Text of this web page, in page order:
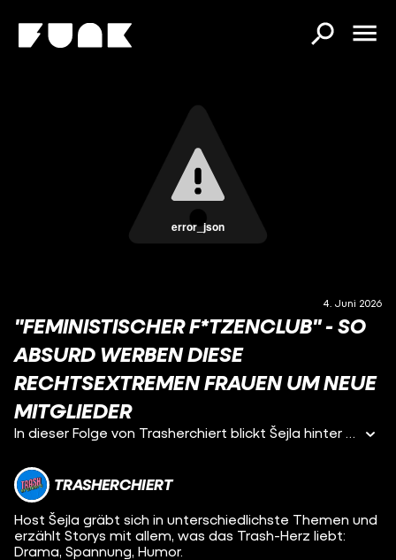
error_json
4. Juni 2026
"FEMINISTISCHER F*TZENCLUB" - SO
ABSURD WERBEN DIESE
RECHTSEXTREMEN FRAUEN UM NEUE
MITGLIEDER
In dieser Folge von Trasherchiert blickt Šejla hinter die vermeintlich süßen Videos von Lukreta und entdeckt organisierte Strukturen, die Frauen für rechtsextreme Inhalte begeistern sollen. Außerdem schaut sie sich die einfachen, aber effektiven Tricks an, mit denen die Lukreta-Videos viral gehen sollen.
TRASHERCHIERT
Host Šejla gräbt sich in unterschiedlichste Themen und
erzählt Storys mit allem, was das Trash-Herz liebt:
Drama, Spannung, Humor.